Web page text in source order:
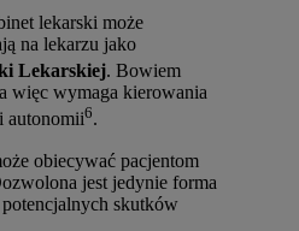
lekarski może
na lekarzu jako
Lekarskiej. Bowiem
więc wymaga kierowania
autonomii6.
obiecywać pacjentom
jest jedynie forma
skutków